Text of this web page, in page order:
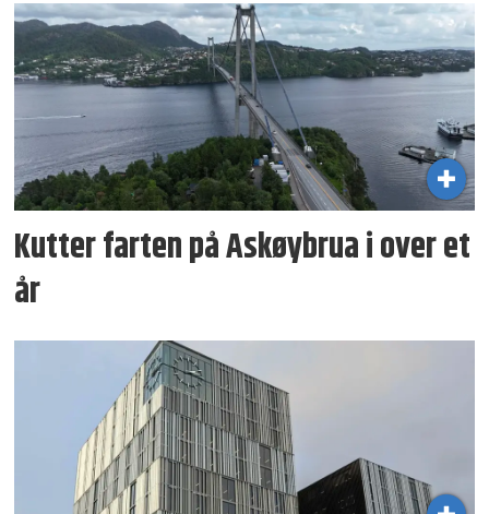
Kutter farten på Askøybrua i over et
år